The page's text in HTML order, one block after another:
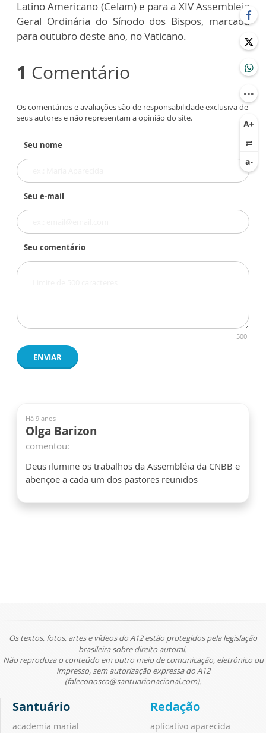
Latino Americano (Celam) e para a XIV Assembleia
Geral Ordinária do Sínodo dos Bispos, marcada
para outubro deste ano, no Vaticano.
1 Comentário
Os comentários e avaliações são de responsabilidade exclusiva de
seus autores e não representam a opinião do site.
Seu nome
Seu e-mail
Seu comentário
500
ENVIAR
Há 9 anos
Olga Barizon
comentou:
Deus ilumine os trabalhos da Assembléia da CNBB e
abençoe a cada um dos pastores reunidos
Os textos, fotos, artes e vídeos do A12 estão protegidos pela legislação
brasileira sobre direito autoral.
Não reproduza o conteúdo em outro meio de comunicação, eletrônico ou
impresso, sem autorização expressa do A12
(faleconosco@santuarionacional.com).
Santuário
academia marial
Redação
aplicativo aparecida